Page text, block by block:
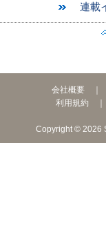
連載
会社概要
利用規約
Copyright © 2026